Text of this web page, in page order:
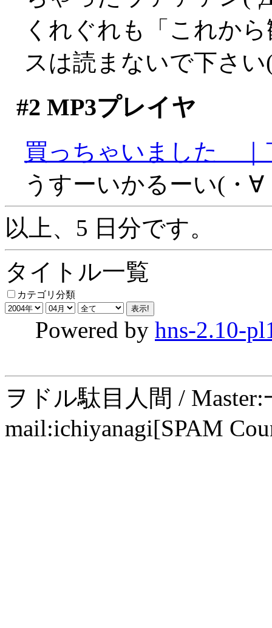
くれぐれも「これか
スは読まないで下さ
#2 MP3プレイヤ
買っちゃいました＿｜
うすーいかるーい(・
以上、5 日分です。
タイトル一覧
カテゴリ分類
Powered by hns-2.10-
ヲドル駄目人間 /
mail:ichiyanagi[SPAM